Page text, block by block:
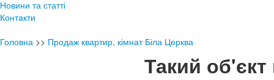
Новини та статті
Контакти
Головна >> Продаж квартир, кімнат Біла Церква
Такий об'єкт